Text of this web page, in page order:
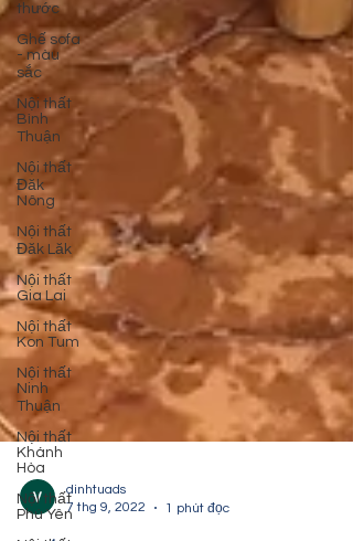
thước
Ghế sofa
- màu
sắc
Nội thất
Bình
Thuận
Nội thất
Đăk
Nông
Nội thất
Đăk Lăk
Nội thất
Gia Lai
Nội thất
Kon Tum
Nội thất
Ninh
Thuận
Nội thất
Khánh
Hòa
Nội thất
Phú Yên